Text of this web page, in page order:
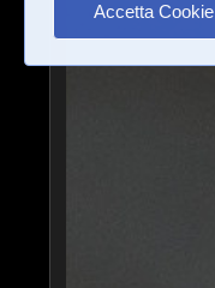
Accetta Cookie